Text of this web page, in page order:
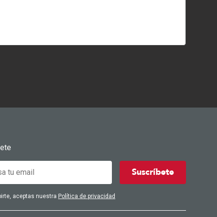
Suscríbete
aceptas nuestra Política de privacidad